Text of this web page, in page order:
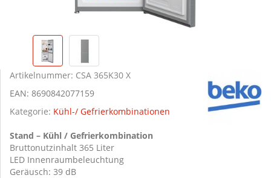
Artikelnummer: CSA 365K30 X
EAN: 8690842077159
Kategorie: Kühl-/ Gefrierkombinationen
Stand – Kühl / Gefrierkombination
Bruttonutzinhalt 365 Liter
LED Innenraumbeleuchtung
Geräusch: 39 dB